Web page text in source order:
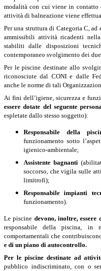
modalità con cui viene in contatto
attività di balneazione viene
Per una struttura di Categoria C,
ammissibili attività ricadenti
stabiliti dalle disposizioni
contemporaneo svolgimento dei
Per le piscine destinate allo
riconosciute dal CONI e dalle
anche le norme di tali
Ai fini dell’igiene, sicurezza e
essere dotate del seguente
espletate dallo stesso soggetto):
Responsabile della
funzionamento sotto
igienico-ambientale;
Assistente bagnanti
soccorso, che vigila sulle
limitrofi);
Responsabile impianti
funzionamento).
Le piscine devono, inoltre,
responsabile della piscina, in
comportamentali che
e di un piano di autocontrollo.
Per le piscine destinate ad
pubblico indiscriminato, con o